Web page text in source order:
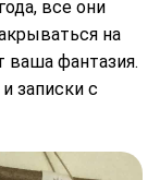
все они
на
ваша фантазия.
записки с